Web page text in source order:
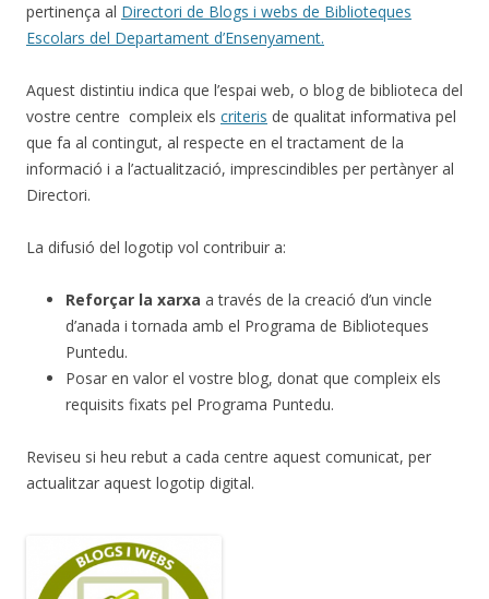
pertinença al Directori de Blogs i webs de Biblioteques
Escolars del Departament d’Ensenyament.
Aquest distintiu indica que l’espai web, o blog de biblioteca del
vostre centre compleix els criteris de qualitat informativa pel
que fa al contingut, al respecte en el tractament de la
informació i a l’actualització, imprescindibles per pertànyer al
Directori.
La difusió del logotip vol contribuir a:
Reforçar la xarxa a través de la creació d’un vincle
d’anada i tornada amb el Programa de Biblioteques
Puntedu.
Posar en valor el vostre blog, donat que compleix els
requisits fixats pel Programa Puntedu.
Reviseu si heu rebut a cada centre aquest comunicat, per
actualitzar aquest logotip digital.